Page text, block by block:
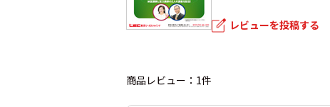
レビューを投稿する
商品レビュー：1件